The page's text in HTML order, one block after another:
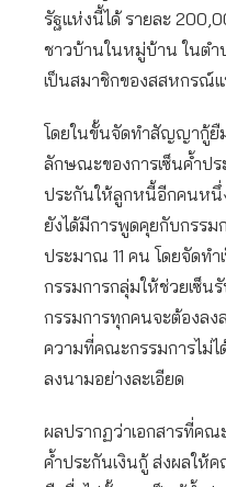
รัฐแห่งนี้ได้ รายละ
ชาวบ้านในหมู่บ้าน ในตำ
เป็นสมาชิกของสสหกรณ์
โดยในขั้นจัดทำสัญญากู้ยื
ลักษณะของการเซ็นค้ำป
ประกันให้ลูกหนี้อีกคนหนึ่
ยังได้มีการพูดคุยกับกรร
ประมาณ 11 คน โดยจัดท
กรรมการกลุ่มให้ช่วยเซ็น
กรรมการทุกคนจะต้องลง
ความที่คณะกรรมการไม่
ลงนามอย่างละเอียด
ผลปรากฏว่าเอกสารที่ค
ค้ำประกันเงินกู้ ส่งผลให้